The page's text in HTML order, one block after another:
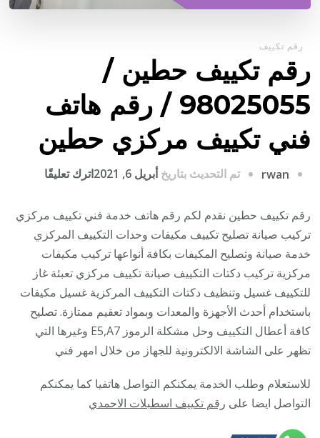
رقم تكييف
رقم تكييف حطين /
98025055 / رقم هاتف
فني تكييف مركزي حطين
rwan تم التحديث بتاريخأبريل 6, 2021 اترك تعليقًا
تكييف
حطين
/
رقم
مركزي
رقم تكييف حطين نقدم لكم رقم هاتف خدمة فني تكييف مركزي
تركيب صيانة تصليح تكييف مكيفات وحدات التكييف المركزي
خدمة صيانة وتصليح المكيفات بكافة أنواعها تركيب مكيفات
مركزية تركيب دكتات التكييف صيانة تكييف مركزي تعبئة غاز
للتكييف غسيل وتنظيف دكتات التكييف المركزية غسيل مكيفات
باستخدام أحدث الأجهزة والمعدات وبمواد تعقيم ممتازة. تصليح
كافة أعطال التكييف وحل مشكلة الرموز E5,A7 وغيرها التي
تظهر على الشاشة الالكترونية للجهاز من خلال امهر فني
للاستعلام وطلب الخدمة يمكنكم التواصل هاتفيا كما يمكنكم
التواصل ايضا على رقم تكييف اسطبلات الاحمدي